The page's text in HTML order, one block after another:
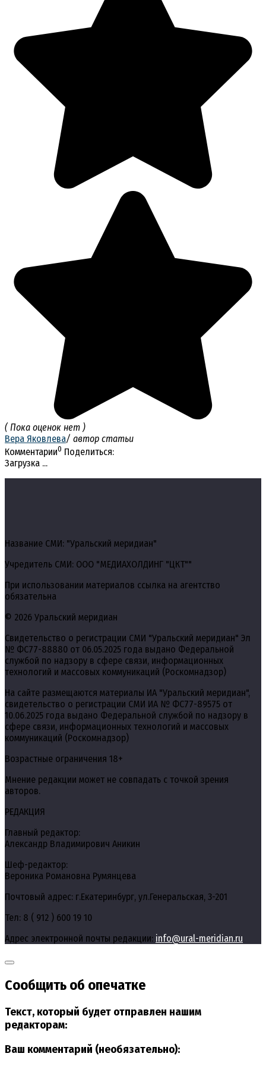
( Пока оценок нет )
Вера Яковлева/ автор статьи
Комментарии0 Поделиться:
Загрузка ...
Название СМИ: "Уральский меридиан"
Учредитель СМИ: ООО "МЕДИАХОЛДИНГ "ЦКТ""
При использовании материалов ссылка на агентство
обязательна
© 2026 Уральский меридиан
Свидетельство о регистрации СМИ "Уральский меридиан" Эл
№ ФС77-88880 от 06.05.2025 года выдано Федеральной
службой по надзору в сфере связи, информационных
технологий и массовых коммуникаций (Роскомнадзор)
На сайте размещаются материалы ИА "Уральский меридиан",
свидетельство о регистрации СМИ ИА № ФС77-89575 от
10.06.2025 года выдано Федеральной службой по надзору в
сфере связи, информационных технологий и массовых
коммуникаций (Роскомнадзор)
Возрастные ограничения 18+
Мнение редакции может не совпадать с точкой зрения
авторов.
РЕДАКЦИЯ
Главный редактор:
Александр Владимирович Аникин
Шеф-редактор:
Вероника Романовна Румянцева
Почтовый адрес: г.Екатеринбург, ул.Генеральская, 3-201
Тел: 8 ( 912 ) 600 19 10
Адрес электронной почты редакции: info@ural-meridian.ru
Сообщить об опечатке
Текст, который будет отправлен нашим
редакторам:
Ваш комментарий (необязательно):